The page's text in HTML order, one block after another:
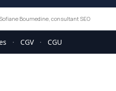
Sofiane Boumedine, consultant SEO
· CGV · CGU